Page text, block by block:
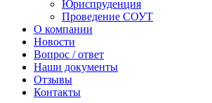
Юриспруденция
Проведение СОУТ
О компании
Новости
Вопрос / ответ
Наши документы
Отзывы
Контакты